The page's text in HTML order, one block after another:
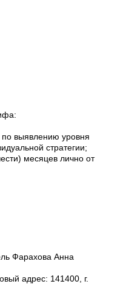
по выявлению уровня
стратегии;
месяцев лично от
Фарахова Анна
адрес: 141400, г.